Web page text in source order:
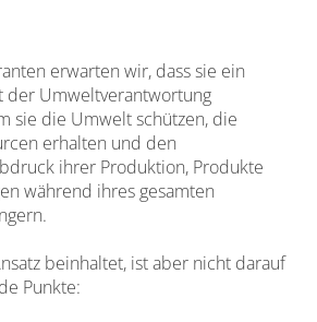
erwarten wir, dass sie ein
der Umweltverantwortung
sie die Umwelt schützen, die
erhalten und den
ihrer Produktion, Produkte
während ihres gesamten
beinhaltet, ist aber nicht darauf
Punkte: